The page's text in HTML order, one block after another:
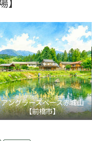
アングラーズベース赤城山
【前橋市】